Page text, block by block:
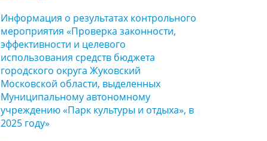
Информация о результатах контрольного
мероприятия «Проверка законности,
эффективности и целевого
использования средств бюджета
городского округа Жуковский
Московской области, выделенных
Муниципальному автономному
учреждению «Парк культуры и отдыха», в
2025 году»